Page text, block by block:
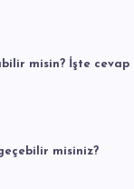
misin? İşte cevap
misiniz?